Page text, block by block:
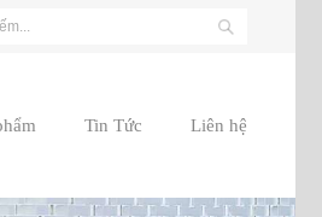
Tin Tức Liên hệ